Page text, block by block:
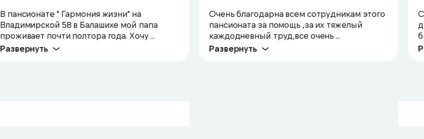
В пансионате " Гармония жизни" на
Владимирской 58 в Балашихе мой папа
проживает почти полтора года. Хочу ...
Развернуть
Очень благодарна всем сотрудникам этого
пансионата за помощь ,за их тяжёлый
каждодневный труд,все очень ...
Развернуть